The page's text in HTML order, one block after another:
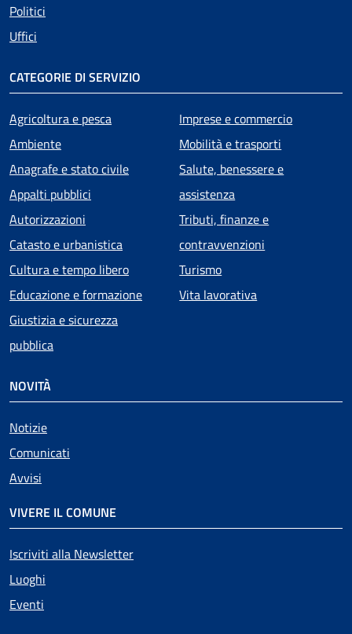
Politici
Uffici
CATEGORIE DI SERVIZIO
Agricoltura e pesca
Ambiente
Anagrafe e stato civile
Appalti pubblici
Autorizzazioni
Catasto e urbanistica
Cultura e tempo libero
Educazione e formazione
Giustizia e sicurezza
pubblica
Imprese e commercio
Mobilità e trasporti
Salute, benessere e
assistenza
Tributi, finanze e
contravvenzioni
Turismo
Vita lavorativa
NOVITÀ
Notizie
Comunicati
Avvisi
VIVERE IL COMUNE
Iscriviti alla Newsletter
Luoghi
Eventi